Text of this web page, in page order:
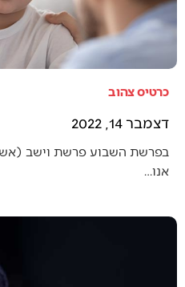
כרטיס צהוב
דצמבר 14, 2022
בפרשת השבוע פרשת וישב
אנו…